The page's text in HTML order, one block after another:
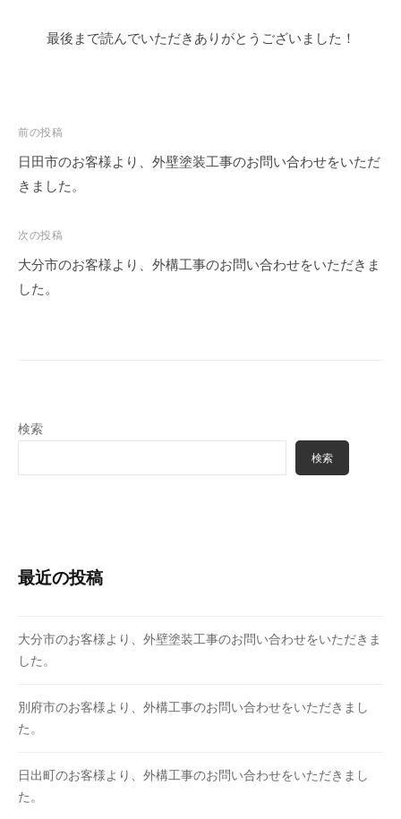
最後まで読んでいただきありがとうございました！
前の投稿
日田市のお客様より、外壁塗装工事のお問い合わせをいただ
きました。
次の投稿
大分市のお客様より、外構工事のお問い合わせをいただきま
した。
検索
検索
最近の投稿
大分市のお客様より、外壁塗装工事のお問い合わせをいただきま
した。
別府市のお客様より、外構工事のお問い合わせをいただきまし
た。
日出町のお客様より、外構工事のお問い合わせをいただきまし
た。